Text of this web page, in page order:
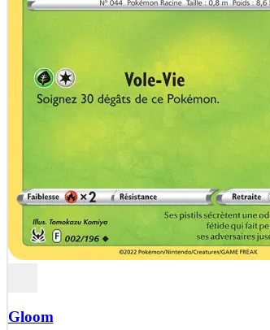
Gloom